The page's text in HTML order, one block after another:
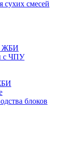
сухих смесей
ЖБИ
с ЧПУ
блоков